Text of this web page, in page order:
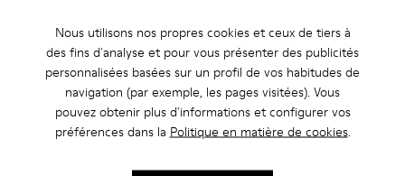
Nous utilisons nos propres cookies et ceux de tiers à
des fins d'analyse et pour vous présenter des publicités
personnalisées basées sur un profil de vos habitudes de
navigation (par exemple, les pages visitées). Vous
pouvez obtenir plus d'informations et configurer vos
préférences dans la Politique en matière de cookies.
Description
Baskets pour homme en nubuck marron avec une semelle
extérieure en caoutchouc.